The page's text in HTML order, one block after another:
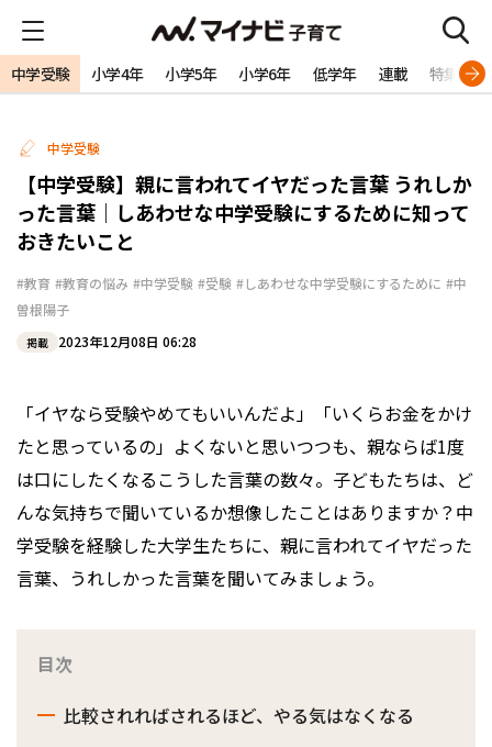
中学受験 小学4年 小学5年 小学6年 低学年 連載 特集
中学受験
【中学受験】親に言われてイヤだった言葉 うれしか
った言葉｜しあわせな中学受験にするために知って
おきたいこと
#教育 #教育の悩み #中学受験 #受験 #しあわせな中学受験にするために #中
曽根陽子
掲載 2023年12月08日 06:28
「イヤなら受験やめてもいいんだよ」「いくらお金をかけ
たと思っているの」よくないと思いつつも、親ならば1度
は口にしたくなるこうした言葉の数々。子どもたちは、ど
んな気持ちで聞いているか想像したことはありますか？中
学受験を経験した大学生たちに、親に言われてイヤだった
言葉、うれしかった言葉を聞いてみましょう。
目次
比較されればされるほど、やる気はなくなる